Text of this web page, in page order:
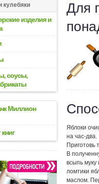
кулебяки
изделия и
соусы,
Миллион
книг
Для
Яблоки
на час-два.
Приготовь
В
всыпь муку
ломтики
маслом.